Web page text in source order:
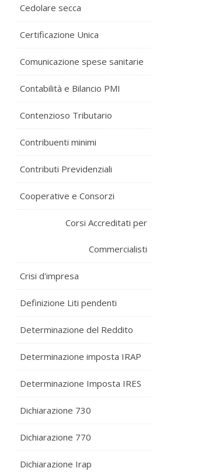
Cedolare secca
Certificazione Unica
Comunicazione spese sanitarie
Contabilità e Bilancio PMI
Contenzioso Tributario
Contribuenti minimi
Contributi Previdenziali
Cooperative e Consorzi
Corsi Accreditati per
Commercialisti
Crisi d'impresa
Definizione Liti pendenti
Determinazione del Reddito
Determinazione imposta IRAP
Determinazione Imposta IRES
Dichiarazione 730
Dichiarazione 770
Dichiarazione Irap